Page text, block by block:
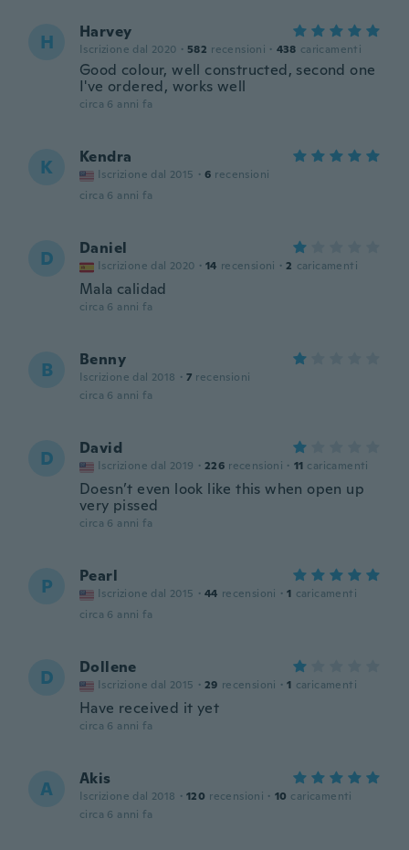
H Harvey
Iscrizione dal 2020 · 582 recensioni · 438 caricamenti
Good colour, well constructed, second one
I've ordered, works well
circa 6 anni fa
K Kendra
Iscrizione dal 2015 · 6 recensioni
circa 6 anni fa
D Daniel
Iscrizione dal 2020 · 14 recensioni · 2 caricamenti
Mala calidad
circa 6 anni fa
B Benny
Iscrizione dal 2018 · 7 recensioni
circa 6 anni fa
D David
Iscrizione dal 2019 · 226 recensioni · 11 caricamenti
Doesn’t even look like this when open up
very pissed
circa 6 anni fa
P Pearl
Iscrizione dal 2015 · 44 recensioni · 1 caricamenti
circa 6 anni fa
D Dollene
Iscrizione dal 2015 · 29 recensioni · 1 caricamenti
Have received it yet
circa 6 anni fa
A Akis
Iscrizione dal 2018 · 120 recensioni · 10 caricamenti
circa 6 anni fa